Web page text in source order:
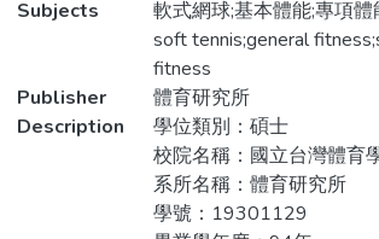
前後的評量，藉以做為訓
進之依據。本研究測驗結
析獲得以下的結論：
ㄧ、常規訓練對基本及專
（一）常規訓練對基本體
players (appendix A) are
into three different groups:
group”, “the circuit training
speed and agility training
to the regular soft tennis
group is treated additional
twice a week for eight
the evaluations of before
Subjects
軟式網球;基本體能;專項體
soft tennis;general
fitness
Publisher
體育研究所
Description
學位類別：碩士
校院名稱：國立台灣體育
系所名稱：體育研究所
學號：19301129